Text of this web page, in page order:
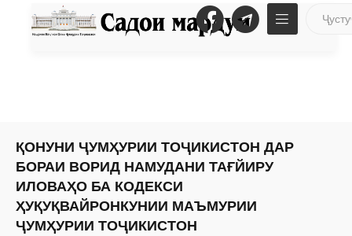
ҚОНУНИ ҶУМҲУРИИ ТОҶИКИСТОН ДАР
БОРАИ ВОРИД НАМУДАНИ ТАҒЙИРУ
ИЛОВАҲО БА КОДЕКСИ
ҲУҚУҚВАЙРОНКУНИИ МАЪМУРИИ
ҶУМҲУРИИ ТОҶИКИСТОН